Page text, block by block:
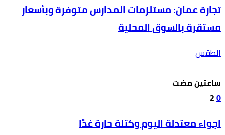
تجارة عمان: مستلزمات المدارس متوفرة وبأسعار
مستقرة بالسوق المحلية
الطقس
‫‫‫‏‫ساعتين مضت‬
0
2
اجواء معتدلة اليوم وكتلة حارة غدًا